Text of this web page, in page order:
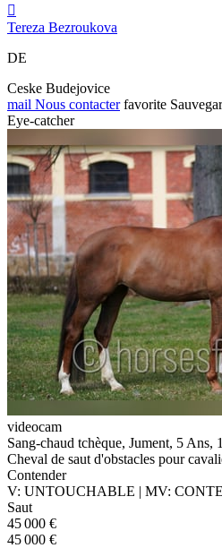

Tereza Bezroukova
DE
Ceske Budejovice
mail Nous contacter favorite
Eye-catcher
videocam
Sang-chaud tchèque, Jument, 5 Ans,
Cheval de saut d'obstacles pour
Contender
V: UNTOUCHABLE | MV:
Saut
45 000 €
45 000 €